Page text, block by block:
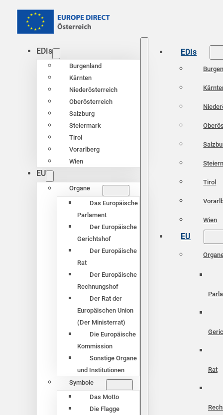
EDIs
Burgenland
Kärnten
Niederösterreich
Oberösterreich
Salzburg
Steiermark
Tirol
Vorarlberg
Wien
EU
Organe
Das Europäische
Parlament
Der Europäische
Gerichtshof
Der Europäische
Rat
Der Europäische
Rechnungshof
Der Rat der
Europäischen Union
(Der Ministerrat)
Die Europäische
Kommission
Sonstige Organe
und Institutionen
Symbole
Das Motto
Die Flagge
EDIs
Tirol
Wien
EU
Rat